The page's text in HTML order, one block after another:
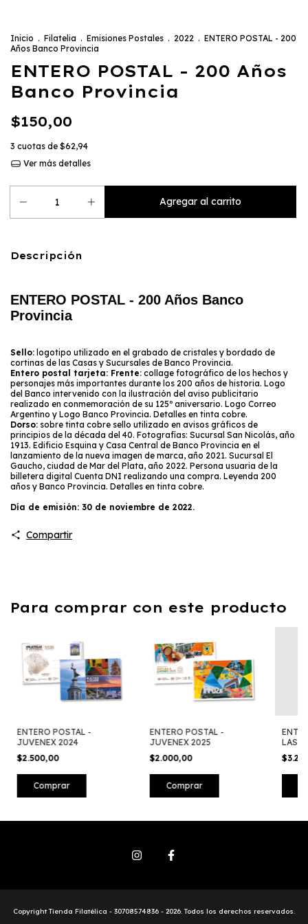
Inicio . Filatelia . Emisiones Postales . 2022 . ENTERO POSTAL - 200
Años Banco Provincia
ENTERO POSTAL - 200 Años
Banco Provincia
$150,00
3 cuotas de $62,94
Ver más detalles
Descripción
ENTERO POSTAL - 200 Años Banco
Provincia
Sello: logotipo utilizado en el grabado de cristales y bordado de
cortinas de las Casas y Sucursales de Banco Provincia.
Entero postal tarjeta: Frente: collage fotográfico de los hechos y
personajes más importantes durante los 200 años de historia. Logo
del Banco intervenido con la ilustración del aviso publicitario
realizado en conmemoración de su 125º aniversario. Logo Correo
Argentino y Logo Banco Provincia. Detalles en tinta cobre.
Dorso: sobre tinta cobre sello utilizado en avisos gráficos de
principios de la década del 40. Fotografías: Sucursal San Nicolás, año
1913. Edificio Esquina y Casa Central de Banco Provincia en el
lanzamiento de la nueva imagen de marca, año 2021. Sucursal El
Gaucho, ciudad de Mar del Plata, año 2022. Persona usuaria de la
billetera digital Cuenta DNI realizando una compra. Leyenda 200
años y Banco Provincia. Detalles en tinta cobre.
Día de emisión: 30 de noviembre de 2022.
Compartir
Para comprar con este producto
ENTERO POSTAL -
JUVENEX 2024
$2.500,00
ENTERO POSTAL -
JUVENEX 2025
$2.000,00
LAS
Copyright Tienda Filatélica - 30708574836 - 2026. Todos los derechos reservados.